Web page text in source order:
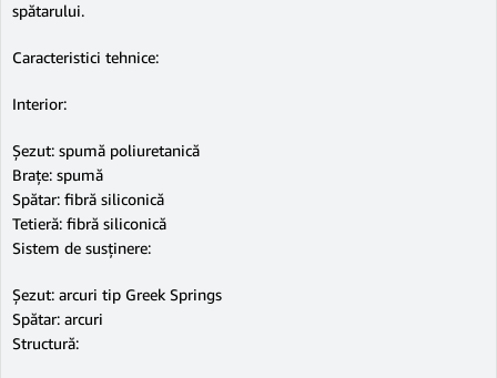
spătarului.
Caracteristici tehnice:
Interior:
Șezut: spumă poliuretanică
Brațe: spumă
Spătar: fibră siliconică
Tetieră: fibră siliconică
Sistem de susținere:
Șezut: arcuri tip Greek Springs
Spătar: arcuri
Structură: